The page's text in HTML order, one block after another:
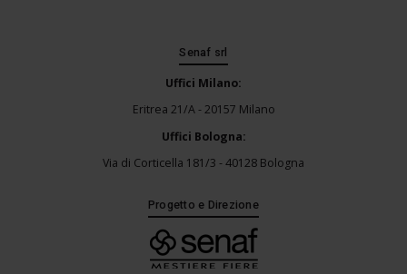
Senaf srl
Uffici Milano:
Eritrea 21/A - 20157 Milano
Uffici Bologna:
Via di Corticella 181/3 - 40128 Bologna
Progetto e Direzione